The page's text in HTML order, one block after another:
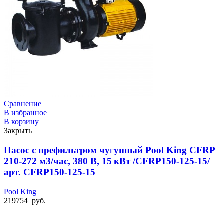
Сравнение
В избранное
В корзину
Закрыть
Насос с префильтром чугунный Pool King CFRP
210-272 м3/час, 380 В, 15 кВт /CFRP150-125-15/
арт. CFRP150-125-15
Pool King
219754 руб.